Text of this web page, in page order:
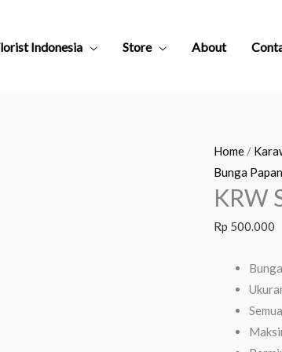
Indonesia Store About
Home /
Bunga Papan
KRW
Rp 500.000